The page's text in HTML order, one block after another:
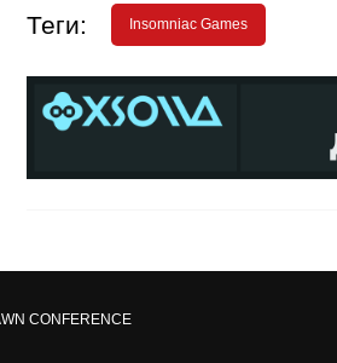
Теги: Insomniac Games
WN CONFERENCE